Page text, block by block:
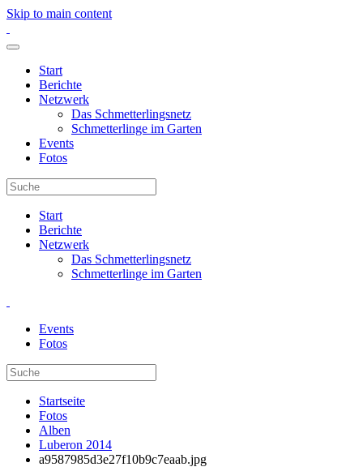
Skip to main content
Start
Berichte
Netzwerk
Das Schmetterlingsnetz
Schmetterlinge im Garten
Events
Fotos
Start
Berichte
Netzwerk
Das Schmetterlingsnetz
Schmetterlinge im Garten
Events
Fotos
Startseite
Fotos
Alben
Luberon 2014
a9587985d3e27f10b9c7eaab.jpg